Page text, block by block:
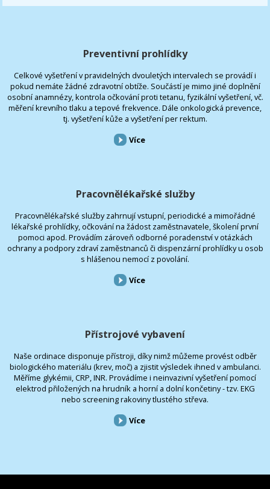
Preventivní prohlídky
Celkové vyšetření v pravidelných dvouletých intervalech se provádí i
pokud nemáte žádné zdravotní obtíže. Součástí je mimo jiné doplnění
osobní anamnézy, kontrola očkování proti tetanu, fyzikální vyšetření, vč.
měření krevního tlaku a tepové frekvence. Dále onkologická prevence,
tj. vyšetření kůže a vyšetření per rektum.
Více
Pracovnělékařské služby
Pracovnělékařské služby zahrnují vstupní, periodické a mimořádné
lékařské prohlídky, očkování na žádost zaměstnavatele, školení první
pomoci apod. Provádím zároveň odborné poradenství v otázkách
ochrany a podpory zdraví zaměstnanců či dispenzární prohlídky u osob
s hlášenou nemocí z povolání.
Více
Přístrojové vybavení
Naše ordinace disponuje přístroji, díky nimž můžeme provést odběr
biologického materiálu (krev, moč) a zjistit výsledek ihned v ambulanci.
Měříme glykémii, CRP, INR. Provádíme i neinvazivní vyšetření pomocí
elektrod přiložených na hrudník a horní a dolní končetiny - tzv. EKG
nebo screening rakoviny tlustého střeva.
Více